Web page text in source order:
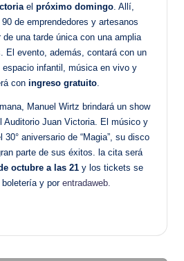
el próximo domingo . Allí,
de emprendedores y artesanos
una tarde única con una amplia
El evento, además, contará con un
espacio infantil, música en vivo y
con ingreso gratuito
Manuel Wirtz brindará un show
Auditorio Juan Victoria. El músico y
aniversario de “Magia”, su disco
parte de sus éxitos. la cita será
octubre a las 21y los tickets se
boletería y porentradaweb.